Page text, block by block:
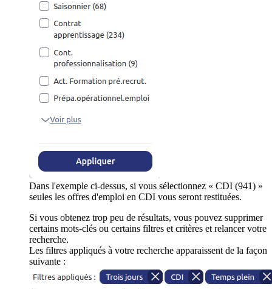
Dans l'exemple ci-dessus, si vous sélectionnez « CDI (941) »
seules les offres d'emploi en CDI vous seront restituées.
Si vous obtenez trop peu de résultats, vous pouvez supprimer
certains mots-clés ou certains filtres et critères et relancer votre
recherche.
Les filtres appliqués à votre recherche apparaissent de la façon
suivante :